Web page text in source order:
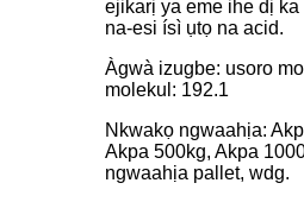
ejikarị ya eme ihe dị
na-esi ísì ụtọ na acid.
Àgwà izugbe: usoro
molekul: 192.1
Nkwakọ ngwaahịa:
Akpa 500kg, Akpa
ngwaahịa pallet, wdg.